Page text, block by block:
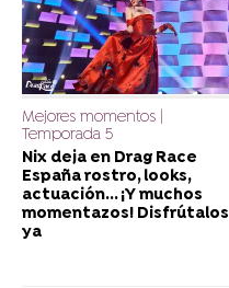
Mejores momentos |
Temporada 5
Nix deja en Drag Race
España rostro, looks,
actuación... ¡Y muchos
momentazos! Disfrútalos
ya